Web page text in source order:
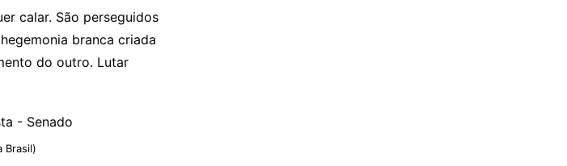
calar. São perseguidos
branca criada
do outro. Lutar
Brasil)